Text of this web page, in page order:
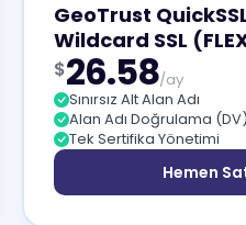
GeoTrust
Wildcard SSL
$26.58/ay
Sınırsız Alt Alan Adı
Alan Adı Doğrulama (DV)
Tek Sertifika Yönetimi
Hemen